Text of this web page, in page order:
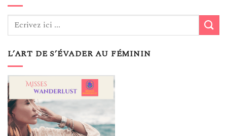
L’ART DE S’ÉVADER AU FÉMININ